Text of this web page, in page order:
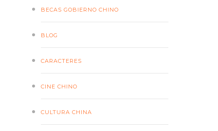
BECAS GOBIERNO CHINO
BLOG
CARACTERES
CINE CHINO
CULTURA CHINA